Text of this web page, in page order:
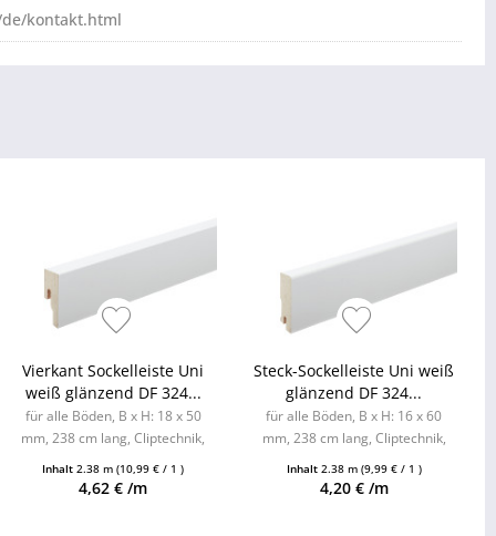
kontakt.html
Vierkant Sockelleiste Uni
weiß glänzend DF 324...
für alle Böden, B x H: 18 x 50
mm, 238 cm lang, Cliptechnik,
erhältlich
Inhalt2.38 m(10,99 € / 1 )
4,62 € /m
Steck-Sockelleiste Uni weiß
glänzend DF 324...
für alle Böden, B x H: 16 x 60
mm, 238 cm lang, Cliptechnik,
erhältlich
Inhalt 2.38 m (9,99 € / 1 )
4,20 € /m